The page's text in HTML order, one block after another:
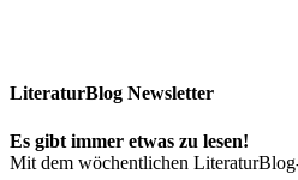
LiteraturBlog Newsletter
Es gibt immer etwas zu lesen!
Mit dem wöchentlichen